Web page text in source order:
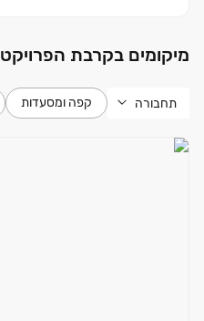
מיקומים בקרבת הפרויקט
תחבורה קפה ומסעדות